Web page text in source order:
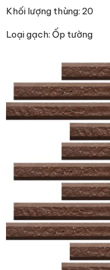
Khối lượng thùng: 20
Loại gạch: Ốp tường